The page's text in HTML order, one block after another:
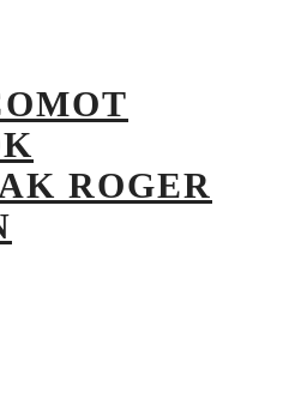
ROGER